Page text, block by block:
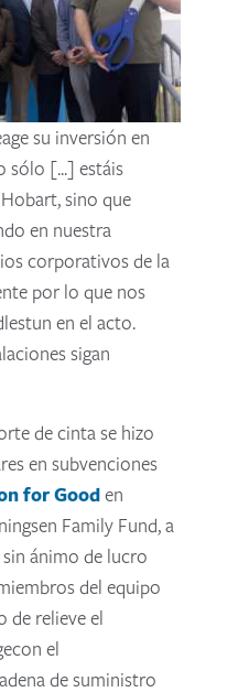
su inversión en
sólo [...] estáis
sino que
en nuestra
corporativos de la
por lo que nos
en el acto.
sigan
de cinta se hizo
en subvenciones
for Gooden
Family Fund, a
ánimo de lucro
del equipo
de relieve el
el
de suministro